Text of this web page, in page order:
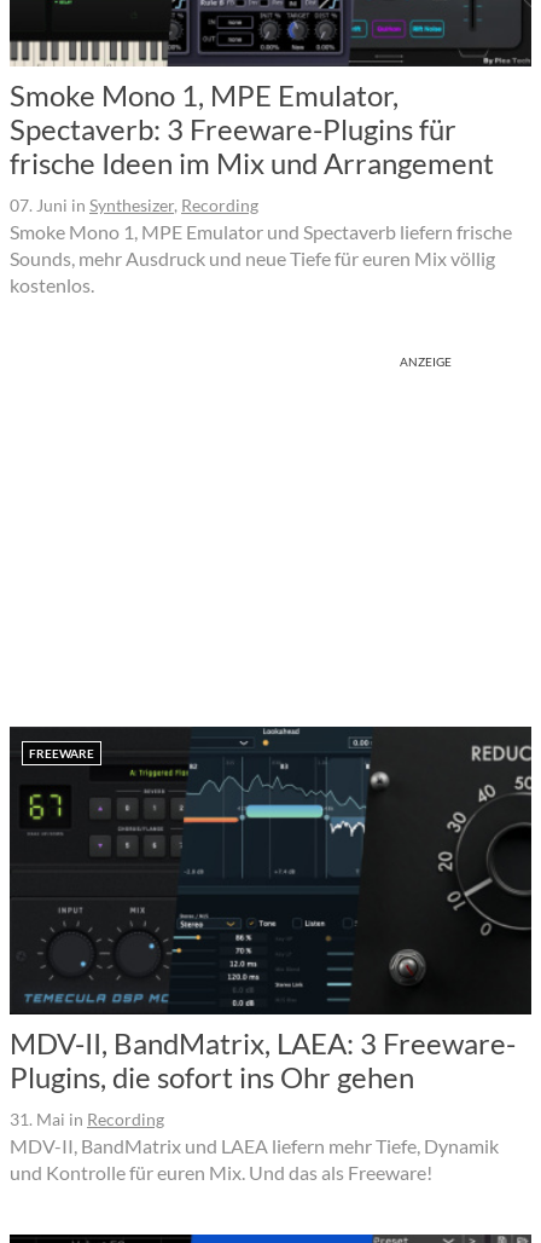
Smoke Mono 1, MPE Emulator,
Spectaverb: 3 Freeware-Plugins für
frische Ideen im Mix und Arrangement
07. Juni in Synthesizer, Recording
Smoke Mono 1, MPE Emulator und Spectaverb liefern frische
Sounds, mehr Ausdruck und neue Tiefe für euren Mix völlig
kostenlos.
ANZEIGE
FREEWARE
MDV-II, BandMatrix, LAEA: 3 Freeware-
Plugins, die sofort ins Ohr gehen
31. Mai in Recording
MDV-II, BandMatrix und LAEA liefern mehr Tiefe, Dynamik
und Kontrolle für euren Mix. Und das als Freeware!